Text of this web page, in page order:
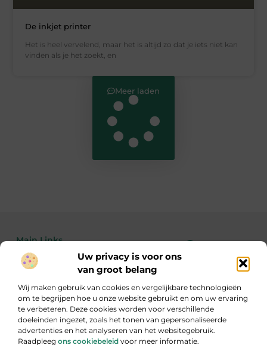
Uw privacy is voor ons
van groot belang
Wij maken gebruik van cookies en vergelijkbare technologieën
om te begrijpen hoe u onze website gebruikt en om uw ervaring
te verbeteren. Deze cookies worden voor verschillende
doeleinden ingezet, zoals het tonen van gepersonaliseerde
advertenties en het analyseren van het websitegebruik.
Raadpleeg ons cookiebeleid voor meer informatie.
De inkjet printer
Het is heel vervelend, maar het is altijd zo dat je iets niet kan
vinden als je het zoekt, en
Meer laden
Main Links
Bekende Nederlanders
Inzicht, inspiratie en informatie
Een gevarieerde verzameling blogs die je aan het denken zet.